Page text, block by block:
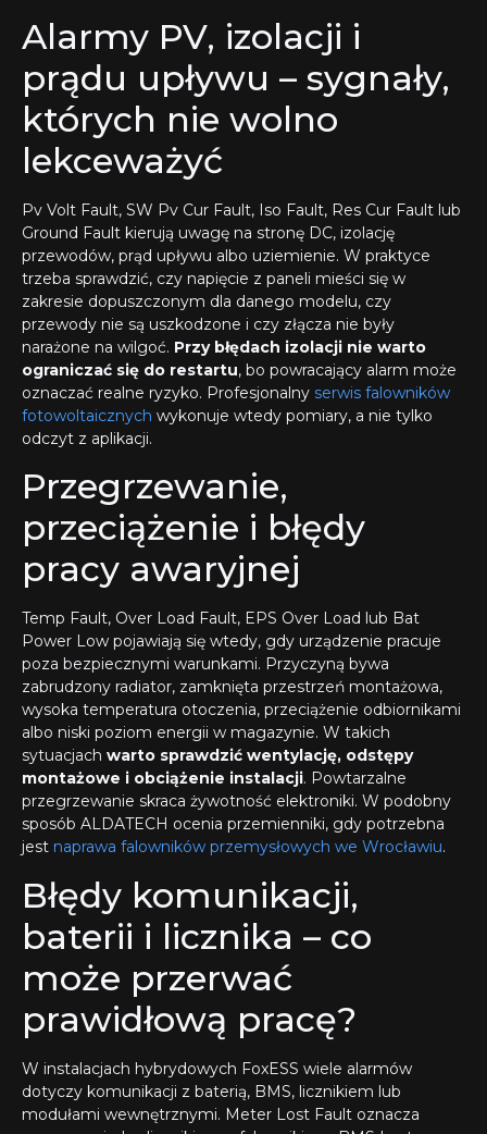
Alarmy PV, izolacji i
prądu upływu – sygnały,
których nie wolno
lekceważyć
Pv Volt Fault, SW Pv Cur Fault, Iso Fault, Res Cur Fault lub
Ground Fault kierują uwagę na stronę DC, izolację
przewodów, prąd upływu albo uziemienie. W praktyce
trzeba sprawdzić, czy napięcie z paneli mieści się w
zakresie dopuszczonym dla danego modelu, czy
przewody nie są uszkodzone i czy złącza nie były
narażone na wilgoć. Przy błędach izolacji nie warto
ograniczać się do restartu, bo powracający alarm może
oznaczać realne ryzyko. Profesjonalny serwis falowników
fotowoltaicznych wykonuje wtedy pomiary, a nie tylko
odczyt z aplikacji.
Przegrzewanie,
przeciążenie i błędy
pracy awaryjnej
Temp Fault, Over Load Fault, EPS Over Load lub Bat
Power Low pojawiają się wtedy, gdy urządzenie pracuje
poza bezpiecznymi warunkami. Przyczyną bywa
zabrudzony radiator, zamknięta przestrzeń montażowa,
wysoka temperatura otoczenia, przeciążenie odbiornikami
albo niski poziom energii w magazynie. W takich
sytuacjach warto sprawdzić wentylację, odstępy
montażowe i obciążenie instalacji. Powtarzalne
przegrzewanie skraca żywotność elektroniki. W podobny
sposób ALDATECH ocenia przemienniki, gdy potrzebna
jest naprawa falowników przemysłowych we Wrocławiu.
Błędy komunikacji,
baterii i licznika – co
może przerwać
prawidłową pracę?
W instalacjach hybrydowych FoxESS wiele alarmów
dotyczy komunikacji z baterią, BMS, licznikiem lub
modułami wewnętrznymi. Meter Lost Fault oznacza